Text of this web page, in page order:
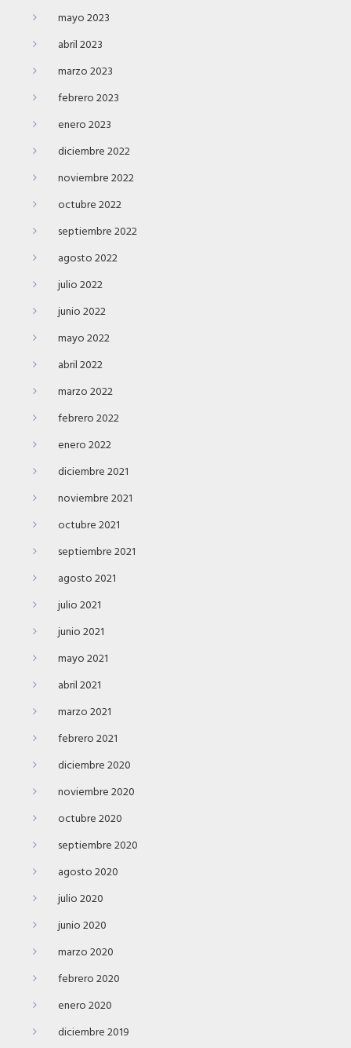
mayo 2023
abril 2023
marzo 2023
febrero 2023
enero 2023
diciembre 2022
noviembre 2022
octubre 2022
septiembre 2022
agosto 2022
julio 2022
junio 2022
mayo 2022
abril 2022
marzo 2022
febrero 2022
enero 2022
diciembre 2021
noviembre 2021
octubre 2021
septiembre 2021
agosto 2021
julio 2021
junio 2021
mayo 2021
abril 2021
marzo 2021
febrero 2021
diciembre 2020
noviembre 2020
octubre 2020
septiembre 2020
agosto 2020
julio 2020
junio 2020
marzo 2020
febrero 2020
enero 2020
diciembre 2019